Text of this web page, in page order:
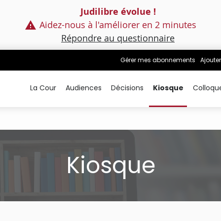
Judilibre évolue !
Aidez-nous à l'améliorer en 2 minutes
Répondre au questionnaire
Gérer mes abonnements
La Cour Audiences Décisions Kiosque
Kiosque